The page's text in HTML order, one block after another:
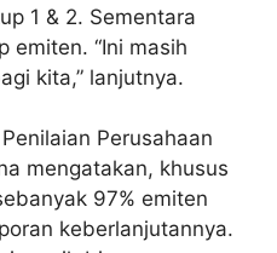
1 & 2. Sementara
emiten. “Ini masih
kita,” lanjutnya.
Perusahaan
mengatakan, khusus
97% emiten
keberlanjutannya.